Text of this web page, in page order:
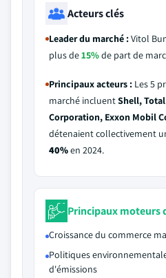
Acteurs clés
Leader du marché :Vitol
plus de15%de part de
Principaux acteurs : Les 5
marché incluentShell,
Corporation, Exxon Mobil
détenaient collectivement
40%en 2024.
Principaux moteurs
Croissance du commerce
Politiques
d'émissions